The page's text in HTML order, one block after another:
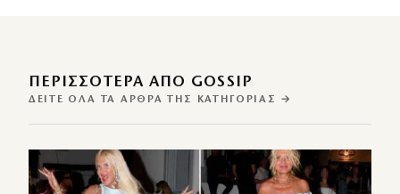
ΠΕΡΙΣΣΌΤΕΡΑ ΑΠΌ GOSSIP
ΔΕΊΤΕ ΌΛΑ ΤΑ ΆΡΘΡΑ ΤΗΣ ΚΑΤΗΓΟΡΊΑΣ →